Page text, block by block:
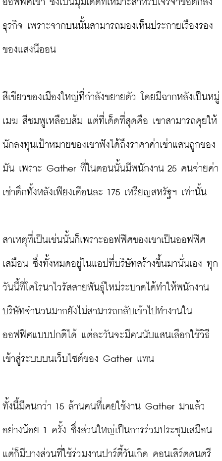
ออฟฟิศเขา ซึ่งเป็นมุมเด็ดที่เหมาะสำหรับเจรจาข้อตกลง
ธุรกิจ เพราะจากบนนั้นสามารถมองเห็นประกายเรืองรอง
ของแสงนีออน
สีเขียวของเมืองใหญ่ที่กำลังขยายตัว โดยมีฉากหลังเป็นหมู่
เมฆ สีชมพูเหลือบส้ม แต่ที่เด็ดที่สุดคือ เขาสามารถคุยให้
นักลงทุนเป้าหมายของเขาฟังได้ถึงราคาค่าเช่าแสนถูกของ
มัน เพราะ Gather ที่ในตอนนั้นมีพนักงาน 25 คนจ่ายค่า
เช่าตึกทั้งหลังเพียงเดือนละ 175 เหรียญสหรัฐฯ เท่านั้น
สาเหตุที่เป็นเช่นนั้นก็เพราะออฟฟิศของเขาเป็นออฟฟิศ
เสมือน ซึ่งทั้งหมดอยู่ในแอปที่บริษัทสร้างขึ้นมานั่นเอง ทุก
วันนี้ที่โคโรนาไวรัสสายพันธุ์ใหม่ระบาดได้ทำให้พนักงาน
บริษัทจำนวนมากยังไม่สามารถกลับเข้าไปทำงานใน
ออฟฟิศแบบปกติได้ แต่ละวันจะมีคนนับแสนเลือกใช้วิธี
เข้าสู่ระบบบนเว็บไซต์ของ Gather แทน
ทั้งนี้มีคนกว่า 15 ล้านคนที่เคยใช้งาน Gather มาแล้ว
อย่างน้อย 1 ครั้ง ซึ่งส่วนใหญ่เป็นการร่วมประชุมเสมือน
แต่ก็มีบางส่วนที่ใช้ร่วมงานปาร์ตี้วันเกิด คอนเสิร์ตดนตรี